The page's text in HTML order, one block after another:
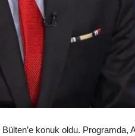
konuk oldu. Programda,